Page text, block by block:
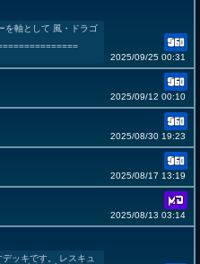
を軸として 風・ドラゴ
2025/09/25 00:31
2025/09/12 00:10
2025/08/30 19:23
2025/08/17 13:19
2025/08/13 03:14
デッキです。 レスキュ